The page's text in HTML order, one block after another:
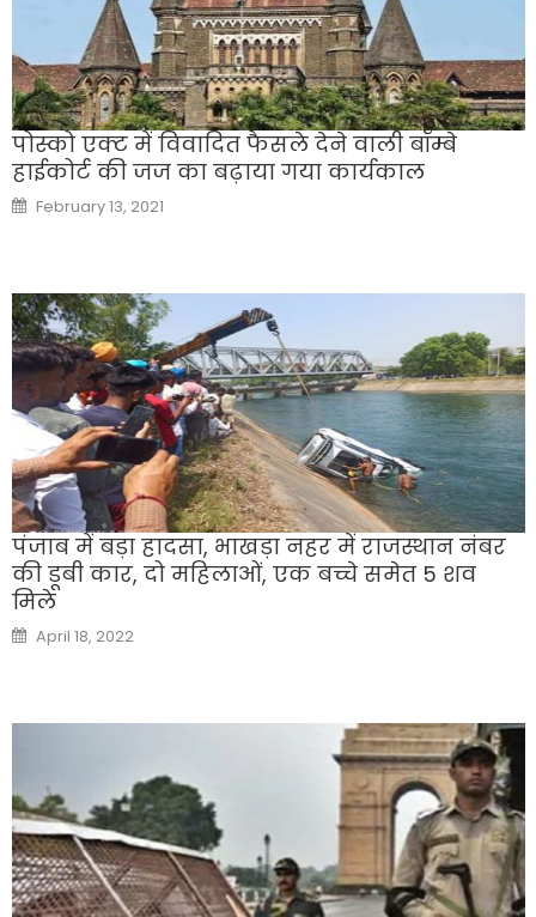
पोस्को एक्ट में विवादित फैसले देने वाली बॉम्बे
हाईकोर्ट की जज का बढ़ाया गया कार्यकाल
Posted
on
February 13, 2021
पंजाब में बड़ा हादसा, भाखड़ा नहर में राजस्थान नंबर
की डूबी कार, दो महिलाओं, एक बच्चे समेत 5 शव
मिले
Posted
on
April 18, 2022